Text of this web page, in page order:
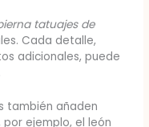
tatuajes de
Cada detalle,
adicionales, puede
también añaden
ejemplo, el león